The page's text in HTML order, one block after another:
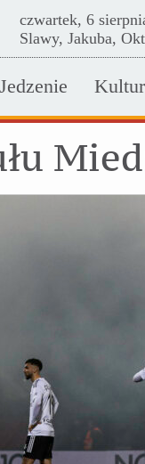
czwartek, 6
Slawy, Jakuba,
Jedzenie